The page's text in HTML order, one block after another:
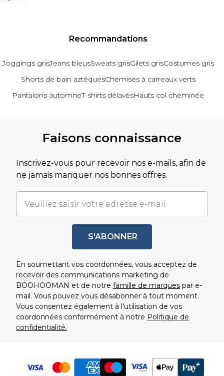
Recommandations
Joggings grisJeans bleusSweats grisGilets grisCostumes gris
Shorts de bain aztèquesChemises à carreaux verts
Pantalons automneT-shirts délavésHauts col cheminée
Faisons connaissance
Inscrivez-vous pour recevoir nos e-mails, afin de
ne jamais manquer nos bonnes offres.
S'ABONNER
En soumettant vos coordonnées, vous acceptez de
recevoir des communications marketing de
BOOHOOMAN et de notre famille de marques par e-
mail. Vous pouvez vous désabonner à tout moment.
Vous consentez également à l'utilisation de vos
coordonnées conformément à notre Politique de
confidentialité.